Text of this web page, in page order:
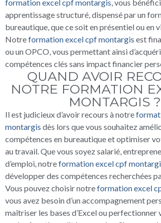
formation excel cpf montargis , vous
apprentissage structuré, dispensé par un
bureautique, que ce soit en présentiel ou en
Notreformation excel cpf montargis est
ou un OPCO, vous permettant ainsi
compétences clés sans impact financier
QUAND AVOIR
NOTRE FORMATION
MONTARGIS ?
Il est judicieux d’avoir recours à notre
montargis dès lors que vous souhaitez
compétences en bureautique et optimiser
au travail. Que vous soyez salarié,
d’emploi, notreformation excel cpf
développer des compétences recherchées
Vous pouvez choisir notreformation excel
vous avez besoin d’un accompagnement
maîtriser les bases d’Excel ou perfectionner